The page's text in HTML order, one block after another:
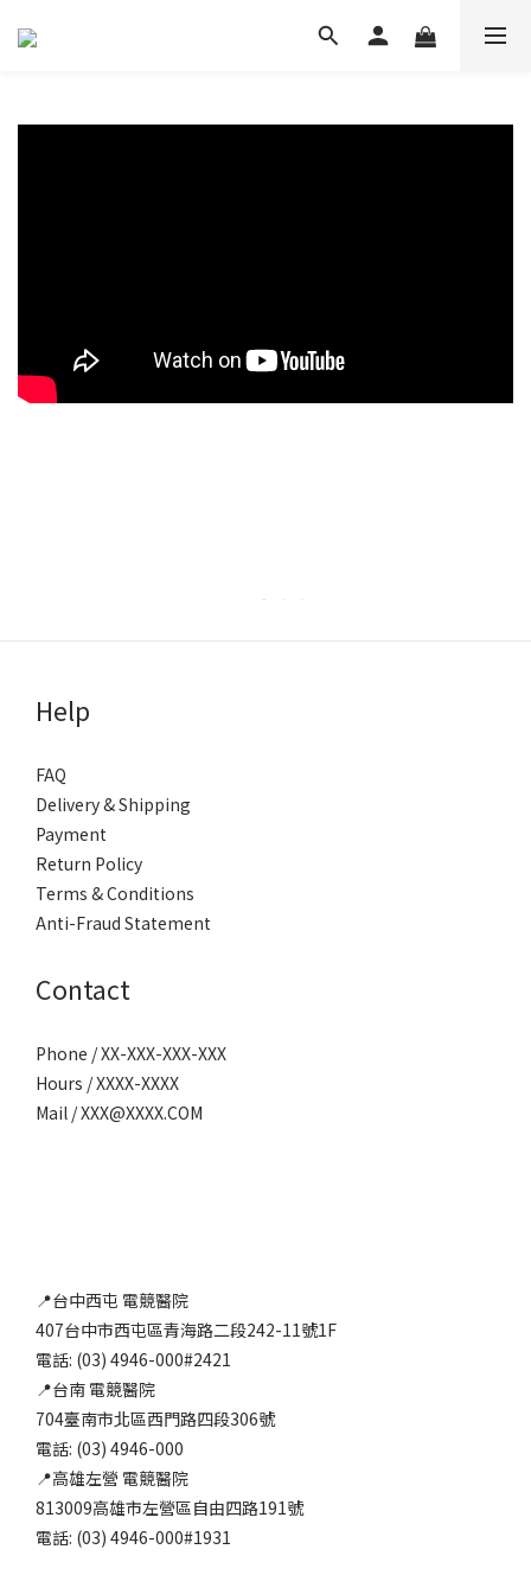
Help
FAQ
Delivery & Shipping
Payment
Return Policy
Terms & Conditions
Anti-Fraud Statement
Contact
Phone / XX-XXX-XXX-XXX
Hours / XXXX-XXXX
Mail / XXX@XXXX.COM
📍台中西屯 電競醫院
407台中市西屯區青海路二段242-11號1F
電話: (03) 4946-000#2421
📍台南 電競醫院
704臺南市北區西門路四段306號
電話: (03) 4946-000
📍高雄左營 電競醫院
813009高雄市左營區自由四路191號
電話: (03) 4946-000#1931